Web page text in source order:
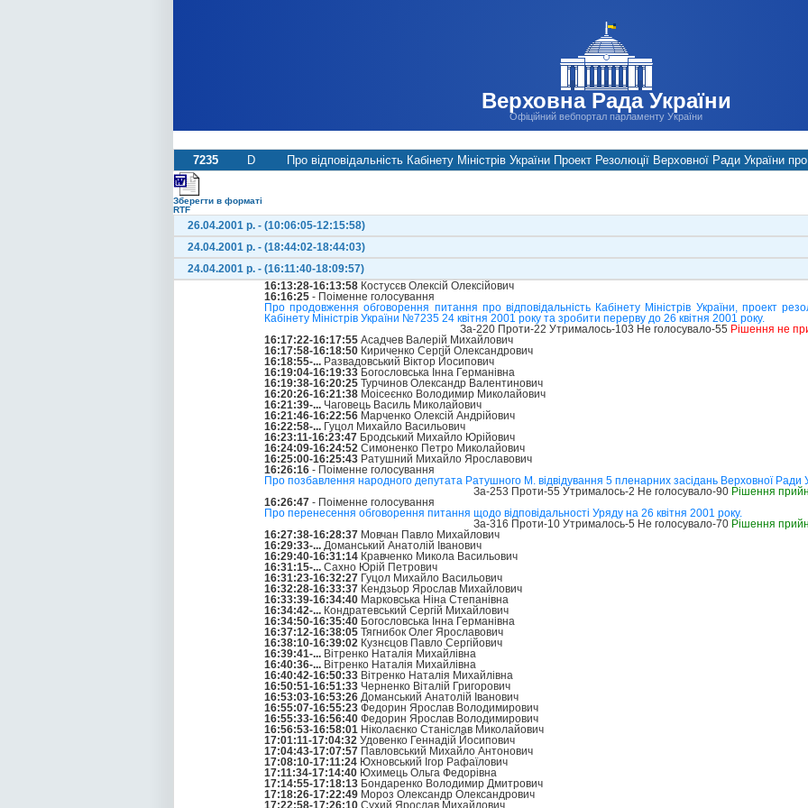
Верховна Рада України
Офіційний вебпортал парламенту України
7235 D Про відповідальність Кабінету Міністрів України Проект Резолюції Верховної Ради України про
Зберегти в форматі
RTF
26.04.2001 р. - (10:06:05-12:15:58)
24.04.2001 р. - (18:44:02-18:44:03)
24.04.2001 р. - (16:11:40-18:09:57)
16:13:28-16:13:58 Костусєв Олексій Олексійович
16:16:25 - Поіменне голосування
Про продовження обговорення питання про відповідальність Кабінету Міністрів України, проект
Кабінету Міністрів України №7235 24 квітня 2001 року та зробити перерву до 26 квітня 2001 року.
За-220 Проти-22 Утрималось-103 Не голосувало-55 Рішення не
16:17:22-16:17:55 Асадчев Валерій Михайлович
16:17:58-16:18:50 Кириченко Сергій Олександрович
16:18:55-... Развадовський Віктор Йосипович
16:19:04-16:19:33 Богословська Інна Германівна
16:19:38-16:20:25 Турчинов Олександр Валентинович
16:20:26-16:21:38 Моісеєнко Володимир Миколайович
16:21:39-... Чаговець Василь Миколайович
16:21:46-16:22:56 Марченко Олексій Андрійович
16:22:58-... Гуцол Михайло Васильович
16:23:11-16:23:47 Бродський Михайло Юрійович
16:24:09-16:24:52 Симоненко Петро Миколайович
16:25:00-16:25:43 Ратушний Михайло Ярославович
16:26:16 - Поіменне голосування
Про позбавлення народного депутата Ратушного М. відвідування 5 пленарних засідань Верховної Ради
За-253 Проти-55 Утрималось-2 Не голосувало-90 Рішення
16:26:47 - Поіменне голосування
Про перенесення обговорення питання щодо відповідальності Уряду на 26 квітня 2001 року.
За-316 Проти-10 Утрималось-5 Не голосувало-70 Рішення
16:27:38-16:28:37 Мовчан Павло Михайлович
16:29:33-... Доманський Анатолій Іванович
16:29:40-16:31:14 Кравченко Микола Васильович
16:31:15-... Сахно Юрій Петрович
16:31:23-16:32:27 Гуцол Михайло Васильович
16:32:28-16:33:37 Кендзьор Ярослав Михайлович
16:33:39-16:34:40 Марковська Ніна Степанівна
16:34:42-... Кондратевський Сергій Михайлович
16:34:50-16:35:40 Богословська Інна Германівна
16:37:12-16:38:05 Тягнибок Олег Ярославович
16:38:10-16:39:02 Кузнєцов Павло Сергійович
16:39:41-... Вітренко Наталія Михайлівна
16:40:36-... Вітренко Наталія Михайлівна
16:40:42-16:50:33 Вітренко Наталія Михайлівна
16:50:51-16:51:33 Черненко Віталій Григорович
16:53:03-16:53:26 Доманський Анатолій Іванович
16:55:07-16:55:23 Федорин Ярослав Володимирович
16:55:33-16:56:40 Федорин Ярослав Володимирович
16:56:53-16:58:01 Ніколаєнко Станіслав Миколайович
17:01:11-17:04:32 Удовенко Геннадій Йосипович
17:04:43-17:07:57 Павловський Михайло Антонович
17:08:10-17:11:24 Юхновський Ігор Рафаїлович
17:11:34-17:14:40 Юхимець Ольга Федорівна
17:14:55-17:18:13 Бондаренко Володимир Дмитрович
17:18:26-17:22:49 Мороз Олександр Олександрович